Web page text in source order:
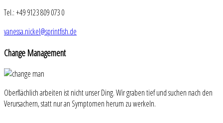
Tel.: +49 9123 809 073 0
vanessa.nickel@sprintfish.de
Change Management
Oberflächlich arbeiten ist nicht unser Ding. Wir graben tief und suchen nach den
Verursachern, statt nur an Symptomen herum zu werkeln.